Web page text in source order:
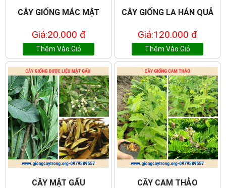
CÂY GIỐNG MÁC MẬT
Giá:20.000 đ
Thêm Vào Giỏ
CÂY GIỐNG LA HÁN QUẢ
Giá:120.000 đ
Thêm Vào Giỏ
CÂY MẬT GẤU CÂY CAM THẢO